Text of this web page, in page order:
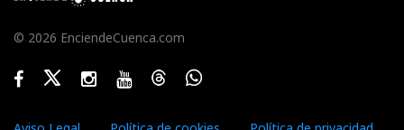
© 2026 EnciendeCuenca.com
FacebookTwitterInstagramYoutubeThreadsWhatsApp